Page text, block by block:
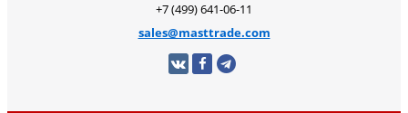
+7 (499) 641-06-11
sales@masttrade.com